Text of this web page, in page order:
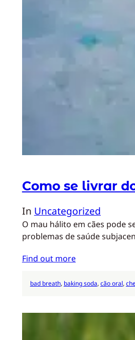
Como se livrar
In Uncategorized
O mau hálito em cães pode
problemas de saúde
Find out more
bad breath, baking soda, cão oral,